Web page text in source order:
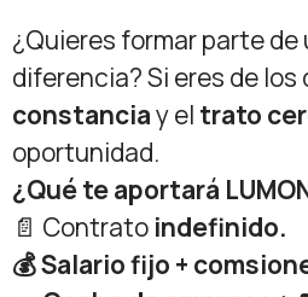
¿Quieres formar parte de
diferencia? Si eres de los
constanciay el trato
oportunidad.
¿Qué te aportará
📄 Contrato indefinido.
💰 Salario fijo +